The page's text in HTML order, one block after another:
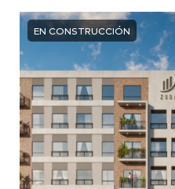
EN CONSTRUCCIÓN